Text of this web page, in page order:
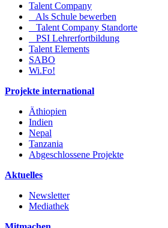
Talent Company
Als Schule bewerben
Talent Company Standorte
PSI Lehrerfortbildung
Talent Elements
SABO
Wi.Fo!
Projekte international
Äthiopien
Indien
Nepal
Tanzania
Abgeschlossene Projekte
Aktuelles
Newsletter
Mediathek